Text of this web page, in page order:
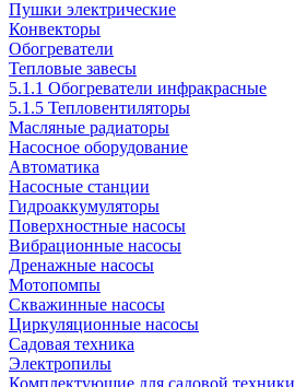
Пушки электрические
Конвекторы
Обогреватели
Тепловые завесы
5.1.1 Обогреватели инфракрасные
5.1.5 Тепловентиляторы
Масляные радиаторы
Насосное оборудование
Автоматика
Насосные станции
Гидроаккумуляторы
Поверхностные насосы
Вибрационные насосы
Дренажные насосы
Мотопомпы
Скважинные насосы
Циркуляционные насосы
Садовая техника
Электропилы
Комплектующие для садовой техники